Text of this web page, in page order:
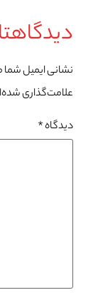
نشانی ایمیل
علامت‌گذاری
دیدگاه*